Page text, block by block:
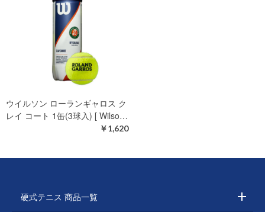
ウイルソン ローランギャロス ク
レイ コート 1缶(3球入) [ Wilso…
￥1,620
硬式テニス 商品一覧